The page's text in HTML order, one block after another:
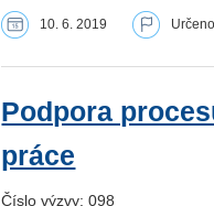
10. 6. 2019
Podpora
práce
Číslo výzvy: 098